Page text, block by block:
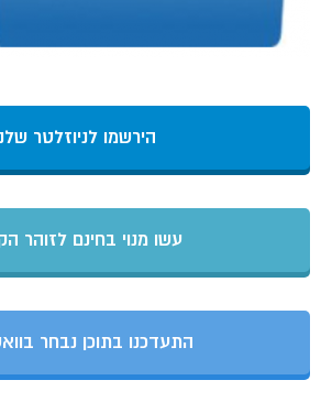
הירשמו לניוזלטר
עשו מנוי בחינם לזוהר
התעדכנו בתוכן נבחר